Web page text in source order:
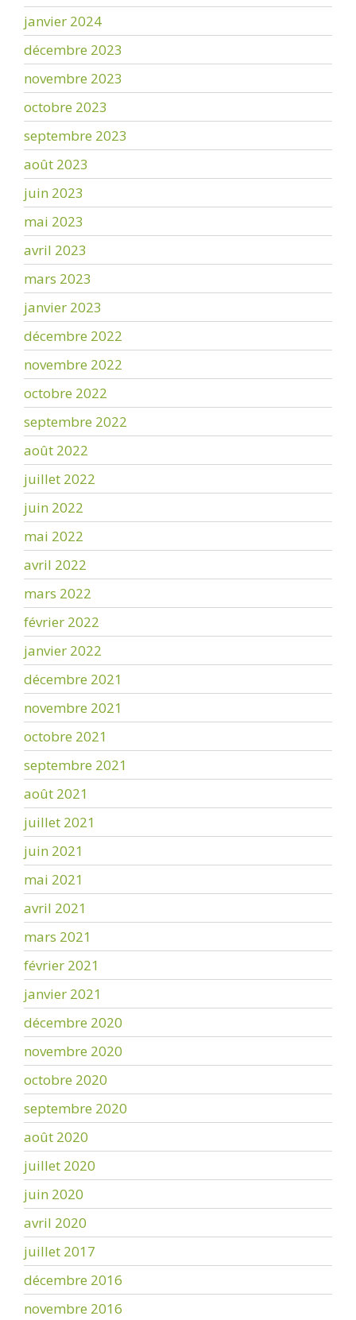
janvier 2024
décembre 2023
novembre 2023
octobre 2023
septembre 2023
août 2023
juin 2023
mai 2023
avril 2023
mars 2023
janvier 2023
décembre 2022
novembre 2022
octobre 2022
septembre 2022
août 2022
juillet 2022
juin 2022
mai 2022
avril 2022
mars 2022
février 2022
janvier 2022
décembre 2021
novembre 2021
octobre 2021
septembre 2021
août 2021
juillet 2021
juin 2021
mai 2021
avril 2021
mars 2021
février 2021
janvier 2021
décembre 2020
novembre 2020
octobre 2020
septembre 2020
août 2020
juillet 2020
juin 2020
avril 2020
juillet 2017
décembre 2016
novembre 2016